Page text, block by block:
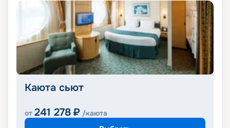
Каюта сьют
от 241 278 ₽ /каюта